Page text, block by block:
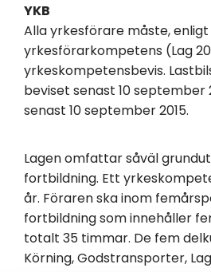
YKB
Alla yrkesförare måste, enligt
yrkesförarkompetens (Lag
yrkeskompetensbevis.
beviset senast 10 september
senast 10 september 2015.
Lagen omfattar såväl
fortbildning. Ett
år. Föraren ska inom
fortbildning som innehåller
totalt 35 timmar. De fem
Körning, Godstransporter,